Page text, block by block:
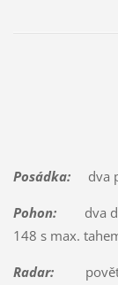
Posádka:dva
Pohon:dva
148 s max.
Radar: